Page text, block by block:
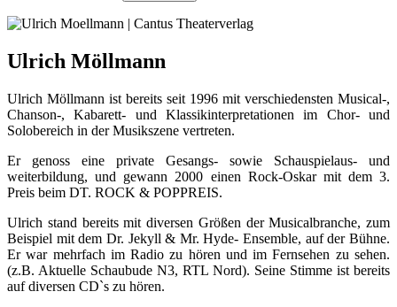
Ulrich Möllmann
Ulrich Möllmann ist bereits seit 1996 mit verschiedensten Musical-,
Chanson-, Kabarett- und Klassikinterpretationen im Chor- und
Solobereich in der Musikszene vertreten.
Er genoss eine private Gesangs- sowie Schauspielaus- und
weiterbildung, und gewann 2000 einen Rock-Oskar mit dem 3.
Preis beim DT. ROCK & POPPREIS.
Ulrich stand bereits mit diversen Größen der Musicalbranche, zum
Beispiel mit dem Dr. Jekyll & Mr. Hyde- Ensemble, auf der Bühne.
Er war mehrfach im Radio zu hören und im Fernsehen zu sehen.
(z.B. Aktuelle Schaubude N3, RTL Nord). Seine Stimme ist bereits
auf diversen CD`s zu hören.